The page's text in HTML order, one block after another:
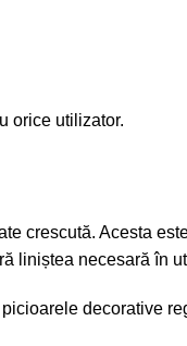
orice utilizator.
crescută. Acesta
liniștea necesară în
picioarele decorative